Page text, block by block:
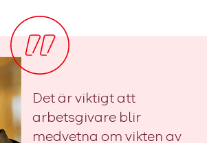
Det är viktigt att
arbetsgivare blir
medvetna om vikten av